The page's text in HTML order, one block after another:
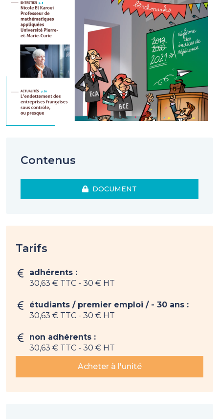
Contenus
DOCUMENT
Tarifs
adhérents :
30,63 € TTC - 30 € HT
étudiants / premier emploi / - 30 ans :
30,63 € TTC - 30 € HT
non adhérents :
30,63 € TTC - 30 € HT
Acheter à l'unité